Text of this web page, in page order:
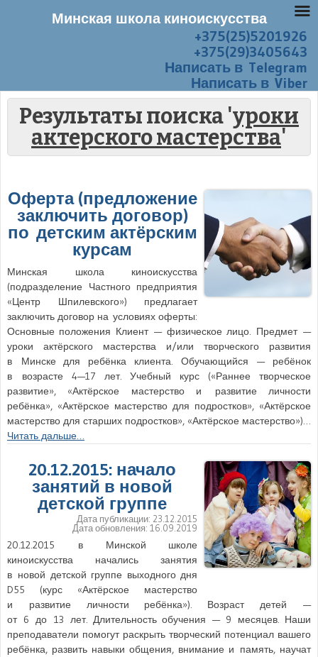
+375(25)5201926
+375(29)3405643
Написать в Telegram
Написать в Viber
Результаты поиска 'уроки
актерского мастерства'
Оферта (предложение
заключить договор)
по детским актёрским
курсам
Минская школа киноискусства
(подразделение Частного предприятия
«Центр Шпилевского») предлагает
заключить договор на условиях оферты:
Основные положения Клиент — физическое лицо. Предмет —
уроки актёрского мастерства и/или творческого развития
в Минске для ребёнка клиента. Обучающийся — ребёнок
в возрасте 4—17 лет. Учебный курс («Раннее творческое
развитие», «Актёрское мастерство и развитие личности
ребёнка», «Актёрское мастерство для подростков», «Актёрское
мастерство для старших подростков», «Актёрское мастерство»)…
Читать дальше…
20.12.2015: начало
занятий в новой
детской группе
Дата публикации: 23.12.2015
Дата обновления: 16.09.2019
20.12.2015 в Минской школе
киноискусства начались занятия
в новой детской группе выходного дня
D55 (курс «Актёрское мастерство
и развитие личности ребёнка»). Возраст детей —
от 6 до 13 лет. Длительность обучения — 9 месяцев. Наши
преподаватели помогут раскрыть творческий потенциал вашего
ребёнка, развить навыки общения, внимание и память, научат
Минская школа киноискусства